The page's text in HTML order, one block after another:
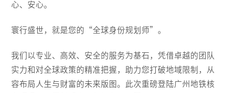
心、安心。
寰行盛世，就是您的“全球身份规划师”。
我们以专业、高效、安全的服务为基石，凭借卓越的团队
实力和对全球政策的精准把握，助力您打破地域限制，从
容布局人生与财富的未来版图。此次重磅登陆广州地铁核